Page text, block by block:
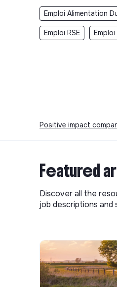
Emploi Alimentation
Emploi RSE
Positive impact
Featured
Discover all the
job descriptions